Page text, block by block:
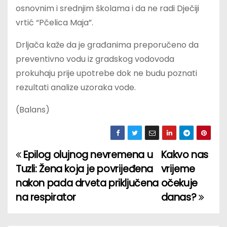
osnovnim i srednjim školama i da ne radi Dječiji
vrtić “Pčelica Maja”.
Drljača kaže da je građanima preporučeno da
preventivno vodu iz gradskog vodovoda
prokuhaju prije upotrebe dok ne budu poznati
rezultati analize uzoraka vode.
(Balans)
P
o
s
Kakvo nas
vrijeme
očekuje
danas?
Epilog olujnog nevremena u
Tuzli: Žena koja je povrijeđena
nakon pada drveta priključena
na respirator